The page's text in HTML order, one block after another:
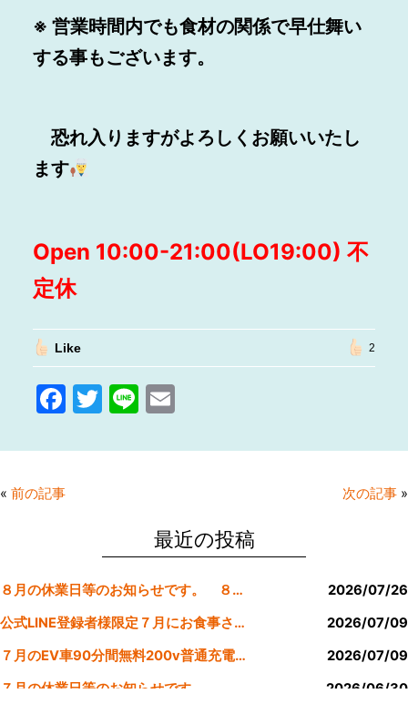
※ 営業時間内でも食材の関係で早仕舞い
する事もございます。
恐れ入りますがよろしくお願いいたし
ます
Open 10:00-21:00(LO19:00) 不
定休
Like 2
F
c
e
k
T
itt
Li
e
E
ai
« 前の記事 次の記事 »
最近の投稿
８月の休業日等のお知らせです。 ８月より定休日は金曜日のみにします。
2026/07/26
公式LINE登録者様限定７月にお食事された方にサービスクーポン発行
2026/07/09
７月のEV車90分間無料200v普通充電クーポン券！！
2026/07/09
７月の休業日等のお知らせです。
2026/06/30